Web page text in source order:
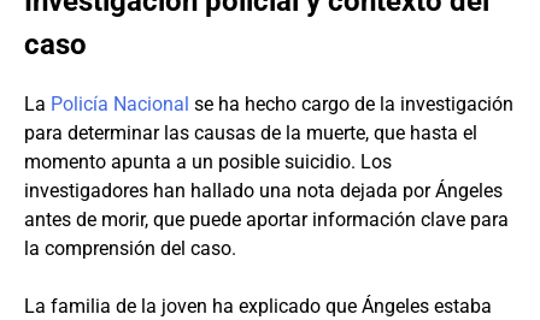
caso
La Policía Nacional se ha hecho cargo de la investigación
para determinar las causas de la muerte, que hasta el
momento apunta a un posible suicidio. Los
investigadores han hallado una nota dejada por Ángeles
antes de morir, que puede aportar información clave para
la comprensión del caso.
La familia de la joven ha explicado que Ángeles estaba